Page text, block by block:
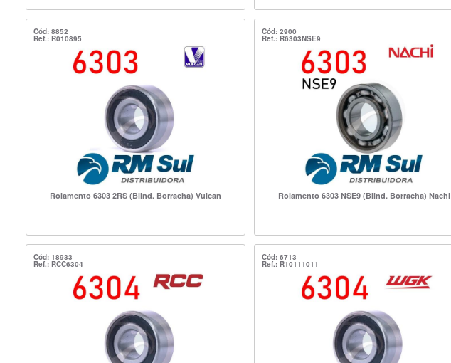
Cód: 8852
Ref.: R010895
Rolamento 6303 2RS (Blind. Borracha) Vulcan
Cód: 2900
Ref.: R6303NSE9
Rolamento 6303 NSE9 (Blind. Borracha) Nachi
Cód: 18933
Ref.: RCC6304
Cód: 6713
Ref.: R10111011